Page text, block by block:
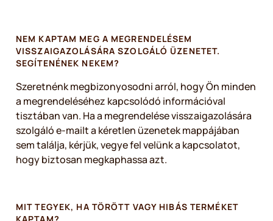
NEM KAPTAM MEG A MEGRENDELÉSEM
VISSZAIGAZOLÁSÁRA SZOLGÁLÓ ÜZENETET.
SEGÍTENÉNEK NEKEM?
Szeretnénk megbizonyosodni arról, hogy Ön minden
a megrendeléséhez kapcsolódó információval
tisztában van. Ha a megrendelése visszaigazolására
szolgáló e-mailt a kéretlen üzenetek mappájában
sem találja, kérjük, vegye fel velünk a kapcsolatot,
hogy biztosan megkaphassa azt.
MIT TEGYEK, HA TÖRÖTT VAGY HIBÁS TERMÉKET